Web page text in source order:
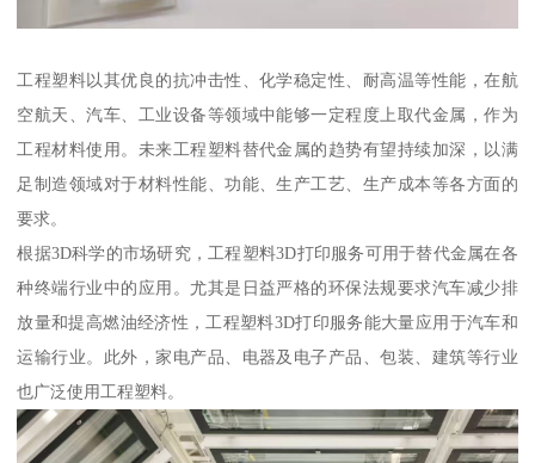
工程塑料以其优良的抗冲击性、化学稳定性、耐高温等性能，在航
空航天、汽车、工业设备等领域中能够一定程度上取代金属，作为
工程材料使用。未来工程塑料替代金属的趋势有望持续加深，以满
足制造领域对于材料性能、功能、生产工艺、生产成本等各方面的
要求。
根据3D科学的市场研究，工程塑料3D打印服务可用于替代金属在各
种终端行业中的应用。尤其是日益严格的环保法规要求汽车减少排
放量和提高燃油经济性，工程塑料3D打印服务能大量应用于汽车和
运输行业。此外，家电产品、电器及电子产品、包装、建筑等行业
也广泛使用工程塑料。